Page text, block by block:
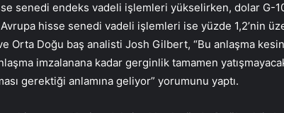
senedi endeks vadeli işlemleri yükselirken, dolar G-
hisse senedi vadeli işlemleri ise yüzde 1,2’nin
Orta Doğu baş analisti Josh Gilbert, “Bu anlaşma
imzalanana kadar gerginlik tamamen
gerektiği anlamına geliyor” yorumunu yaptı.